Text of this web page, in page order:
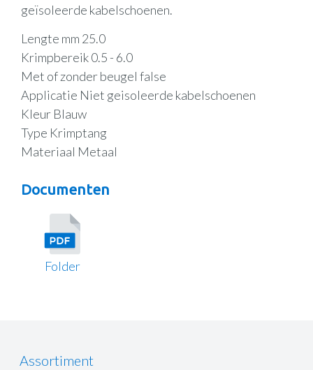
geïsoleerde kabelschoenen.
Lengte mm 25.0
Krimpbereik 0.5 - 6.0
Met of zonder beugel false
Applicatie Niet geisoleerde kabelschoenen
Kleur Blauw
Type Krimptang
Materiaal Metaal
Documenten
Folder
Assortiment